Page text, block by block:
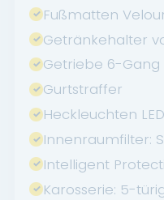
Fußmatten
Getränkehalter
Getriebe 6-Gang
Gurtstraffer
Heckleuchten LED
Innenraumfilter:
Intelligent
Karosserie: 5-